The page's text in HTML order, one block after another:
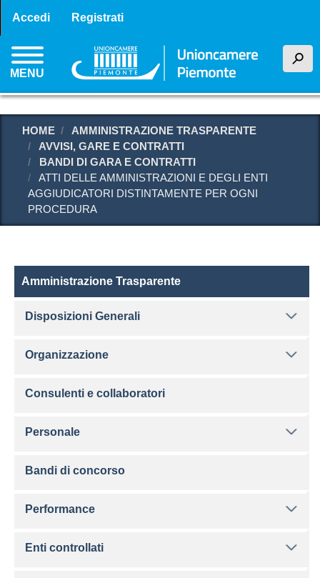
contenuto
principale
Menu profilo utente
Accedi Registrati
MENU
h
HOME
AMMINISTRAZIONE TRASPARENTE
AVVISI, GARE E CONTRATTI
BANDI DI GARA E CONTRATTI
ATTI DELLE AMMINISTRAZIONI E DEGLI ENTI
AGGIUDICATORI DISTINTAMENTE PER OGNI
PROCEDURA
Amministrazione Trasparente
Amministrazione Trasparente
Disposizioni Generali
Organizzazione
Consulenti e collaboratori
Personale
Bandi di concorso
Performance
Enti controllati